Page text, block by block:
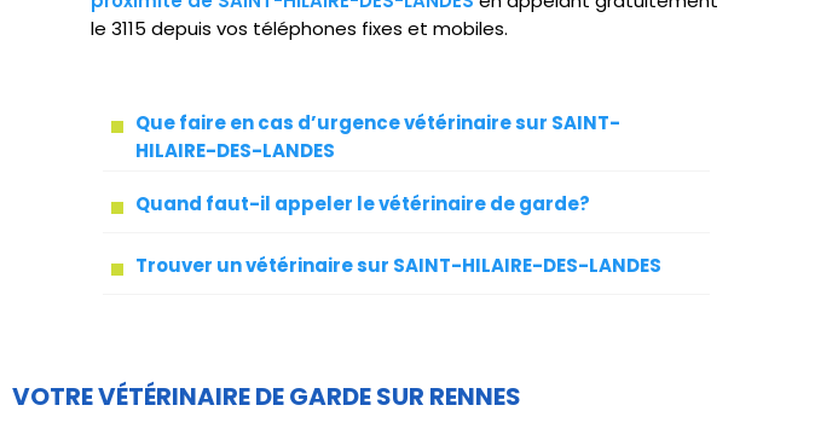
le 3115 depuis vos téléphones fixes et mobiles.
Que faire en cas d’urgence vétérinaire sur SAINT-
HILAIRE-DES-LANDES
Quand faut-il appeler le vétérinaire de garde?
Trouver un vétérinaire sur SAINT-HILAIRE-DES-LANDES
VOTRE VÉTÉRINAIRE DE GARDE SUR RENNES